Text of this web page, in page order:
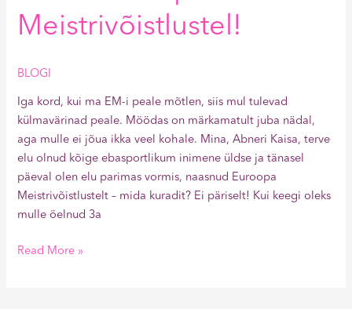
Meistrivõistlustel!
BLOGI
Iga kord, kui ma EM-i peale mõtlen, siis mul tulevad
külmavärinad peale. Möödas on märkamatult juba nädal,
aga mulle ei jõua ikka veel kohale. Mina, Abneri Kaisa, terve
elu olnud kõige ebasportlikum inimene üldse ja tänasel
päeval olen elu parimas vormis, naasnud Euroopa
Meistrivõistlustelt – mida kuradit? Ei päriselt! Kui keegi oleks
mulle öelnud 3a
Read More »